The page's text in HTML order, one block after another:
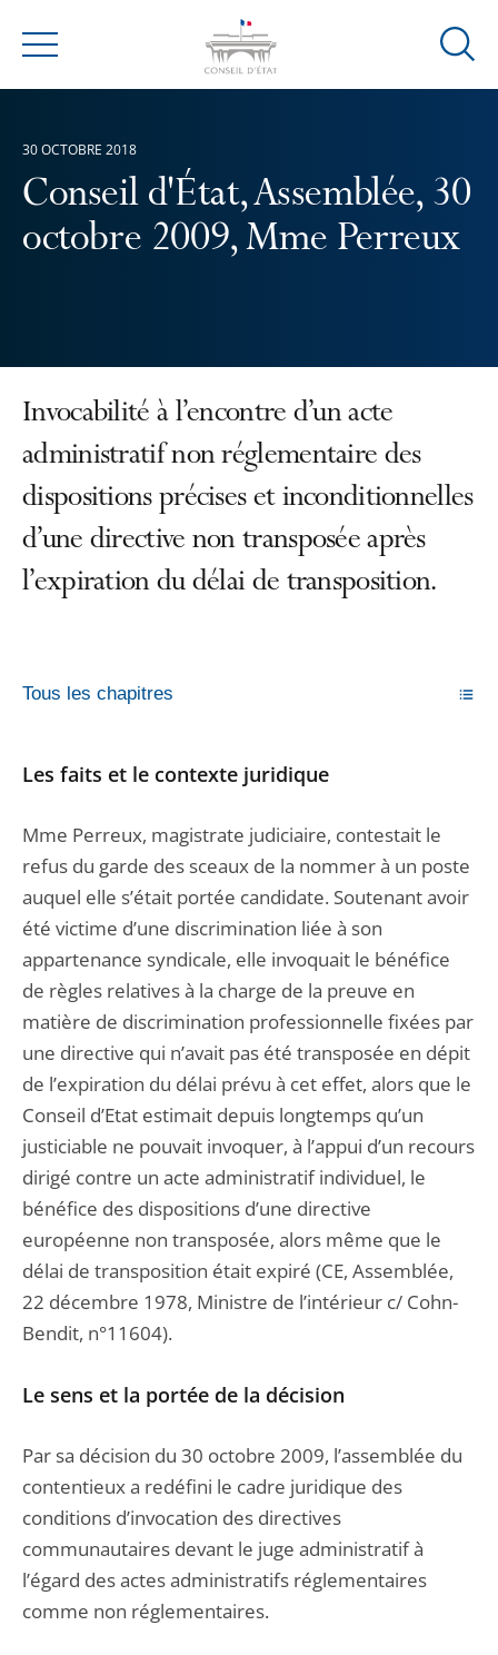
Menu
Ouvrir
Conseil d'État, Assemblée, 30
octobre 2009, Mme Perreux
30 OCTOBRE 2018
Invocabilité à l’encontre d’un acte
administratif non réglementaire des
dispositions précises et inconditionnelles
d’une directive non transposée après
l’expiration du délai de transposition.
Tous les chapitres
Les faits et le contexte juridique
Mme Perreux, magistrate judiciaire, contestait le
refus du garde des sceaux de la nommer à un poste
auquel elle s’était portée candidate. Soutenant avoir
été victime d’une discrimination liée à son
appartenance syndicale, elle invoquait le bénéfice
de règles relatives à la charge de la preuve en
matière de discrimination professionnelle fixées par
une directive qui n’avait pas été transposée en dépit
de l’expiration du délai prévu à cet effet, alors que le
Conseil d’Etat estimait depuis longtemps qu’un
justiciable ne pouvait invoquer, à l’appui d’un recours
dirigé contre un acte administratif individuel, le
bénéfice des dispositions d’une directive
européenne non transposée, alors même que le
délai de transposition était expiré (CE, Assemblée,
22 décembre 1978, Ministre de l’intérieur c/ Cohn-
Bendit, n°11604).
Le sens et la portée de la décision
Par sa décision du 30 octobre 2009, l’assemblée du
contentieux a redéfini le cadre juridique des
conditions d’invocation des directives
communautaires devant le juge administratif à
l’égard des actes administratifs réglementaires
comme non réglementaires.